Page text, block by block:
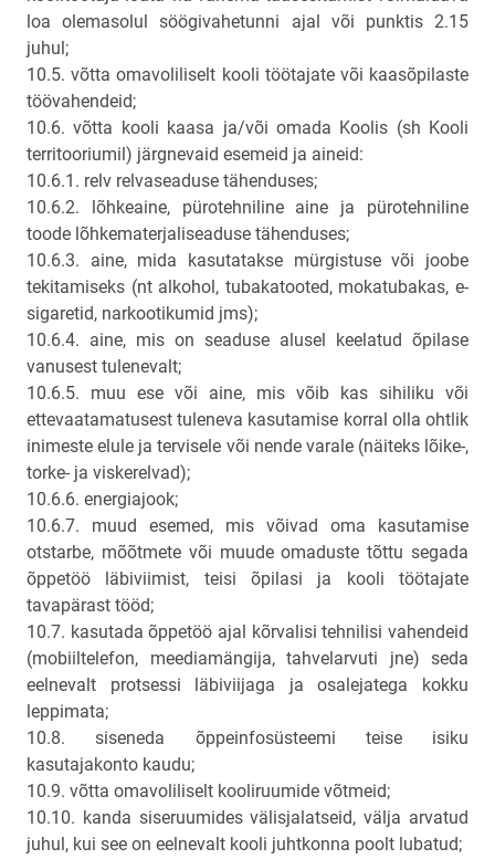
loa olemasolul söögivahetunni ajal või punktis 2.15
juhul;
10.5. võtta omavoliliselt kooli töötajate või kaasõpilaste
töövahendeid;
10.6. võtta kooli kaasa ja/või omada Koolis (sh Kooli
territooriumil) järgnevaid esemeid ja aineid:
10.6.1. relv relvaseaduse tähenduses;
10.6.2. lõhkeaine, pürotehniline aine ja pürotehniline
toode lõhkematerjaliseaduse tähenduses;
10.6.3. aine, mida kasutatakse mürgistuse või joobe
tekitamiseks (nt alkohol, tubakatooted, mokatubakas, e-
sigaretid, narkootikumid jms);
10.6.4. aine, mis on seaduse alusel keelatud õpilase
vanusest tulenevalt;
10.6.5. muu ese või aine, mis võib kas sihiliku või
ettevaatamatusest tuleneva kasutamise korral olla ohtlik
inimeste elule ja tervisele või nende varale (näiteks lõike-,
torke- ja viskerelvad);
10.6.6. energiajook;
10.6.7. muud esemed, mis võivad oma kasutamise
otstarbe, mõõtmete või muude omaduste tõttu segada
õppetöö läbiviimist, teisi õpilasi ja kooli töötajate
tavapärast tööd;
10.7. kasutada õppetöö ajal kõrvalisi tehnilisi vahendeid
(mobiiltelefon, meediamängija, tahvelarvuti jne) seda
eelnevalt protsessi läbiviijaga ja osalejatega kokku
leppimata;
10.8. siseneda õppeinfosüsteemi teise isiku
kasutajakonto kaudu;
10.9. võtta omavoliliselt kooliruumide võtmeid;
10.10. kanda siseruumides välisjalatseid, välja arvatud
juhul, kui see on eelnevalt kooli juhtkonna poolt lubatud;